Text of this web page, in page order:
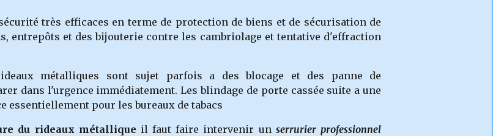
très efficaces en terme de protection de biens et de sécurisation de
entrepôts et des bijouterie contre les cambriolage et tentative d'effraction
métalliques sont sujet parfois a des blocage et des panne de
dans l'urgence immédiatement. Les blindage de porte cassée suite a une
pour les bureaux de tabacs
du rideaux métallique il faut faire intervenir un serrurier professionnel